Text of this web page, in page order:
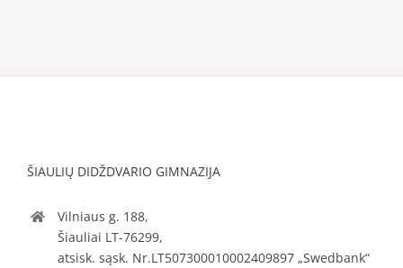
ŠIAULIŲ DIDŽDVARIO GIMNAZIJA
Vilniaus g. 188,
Šiauliai LT-76299,
atsisk. sąsk. Nr.LT507300010002409897 „Swedbank“